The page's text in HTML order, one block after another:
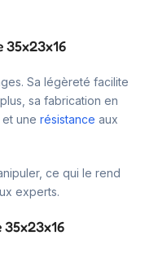
35x23x16
Sa légèreté facilite
sa fabrication en
une résistance aux
ce qui le rend
experts.